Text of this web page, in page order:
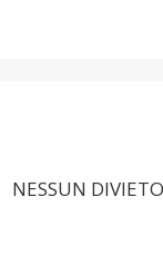
NESSUN DIVIETO